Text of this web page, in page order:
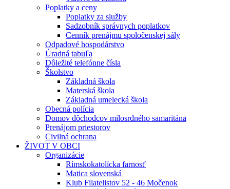
Poplatky a ceny
Poplatky za služby
Sadzobník správnych poplatkov
Cenník prenájmu spoločenskej sály
Odpadové hospodárstvo
Úradná tabuľa
Dôležité telefónne čísla
Školstvo
Základná škola
Materská škola
Základná umelecká škola
Obecná polícia
Domov dôchodcov milosrdného samaritána
Prenájom priestorov
Civilná ochrana
ŽIVOT V OBCI
Organizácie
Rímskokatolícka farnosť
Matica slovenská
Klub Filatelistov 52 - 46 Močenok